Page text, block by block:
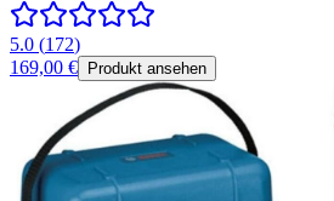
5.0 (172)
169,00 €
Produkt ansehen